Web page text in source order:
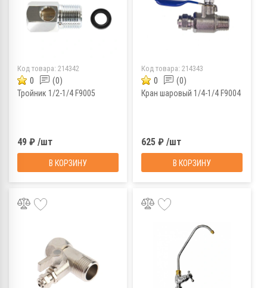
Код товара: 214342
0 (0)
Тройник 1/2-1/4 F9005
49 ₽ /шт
В КОРЗИНУ
Код товара: 214343
0 (0)
Кран шаровый 1/4-1/4 F9004
625 ₽ /шт
В КОРЗИНУ